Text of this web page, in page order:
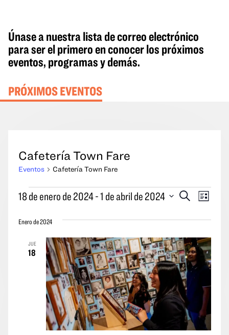
Únase a nuestra lista de correo electrónico
para ser el primero en conocer los próximos
eventos, programas y demás.
PRÓXIMOS EVENTOS
Cafetería Town Fare
Eventos Cafetería Town Fare
Eventos
Eventos
y
vistas
Buscar
las
vistas
de
los
Lista
18 de enero de 2024 - 1 de abril de 2024
la
Enero de 2024
JUE
18